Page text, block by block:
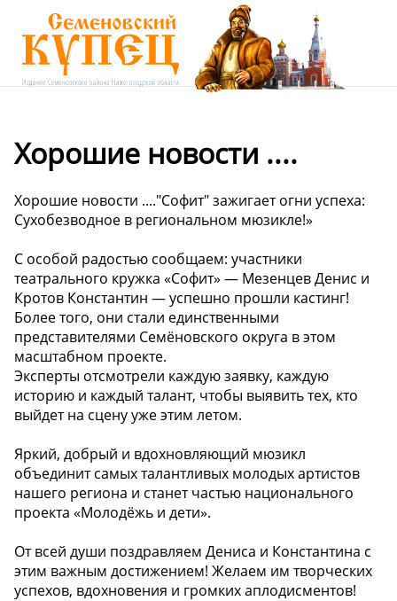
Хорошие новости ....
Хорошие новости ...."Софит" зажигает огни успеха:
Сухобезводное в региональном мюзикле!»
С особой радостью сообщаем: участники
театрального кружка «Софит» — Мезенцев Денис и
Кротов Константин — успешно прошли кастинг!
Более того, они стали единственными
представителями Семёновского округа в этом
масштабном проекте.
Эксперты отсмотрели каждую заявку, каждую
историю и каждый талант, чтобы выявить тех, кто
выйдет на сцену уже этим летом.
Яркий, добрый и вдохновляющий мюзикл
объединит самых талантливых молодых артистов
нашего региона и станет частью национального
проекта «Молодёжь и дети».
От всей души поздравляем Дениса и Константина с
этим важным достижением! Желаем им творческих
успехов, вдохновения и громких аплодисментов!